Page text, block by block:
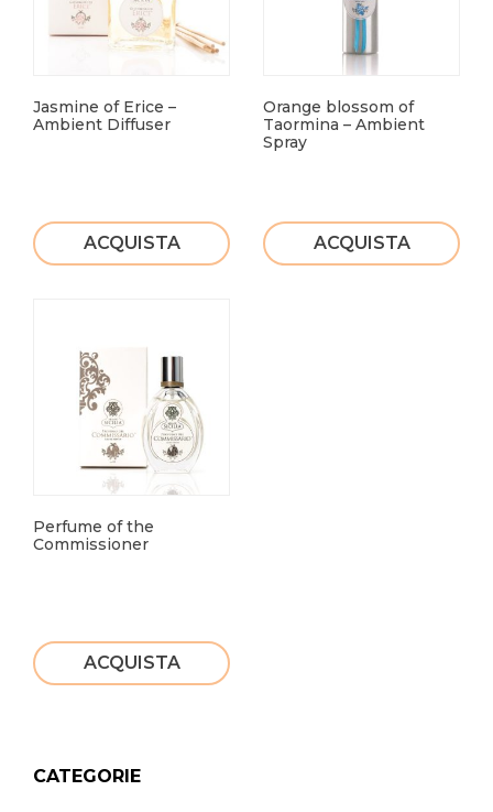
CATEGORIE
Jasmine of Erice –
Ambient Diffuser
ACQUISTA
Orange blossom of
Taormina – Ambient
Spray
ACQUISTA
Perfume of the
Commissioner
ACQUISTA